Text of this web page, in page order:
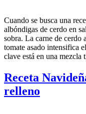
Cuando se busca una
albóndigas de cerdo en
sobra. La carne de cerdo
tomate asado intensifica
clave está en una
Receta
relleno